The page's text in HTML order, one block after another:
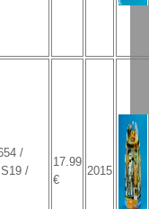
/
/
17.99
€
2015